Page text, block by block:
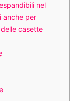
nel
anche per
casette